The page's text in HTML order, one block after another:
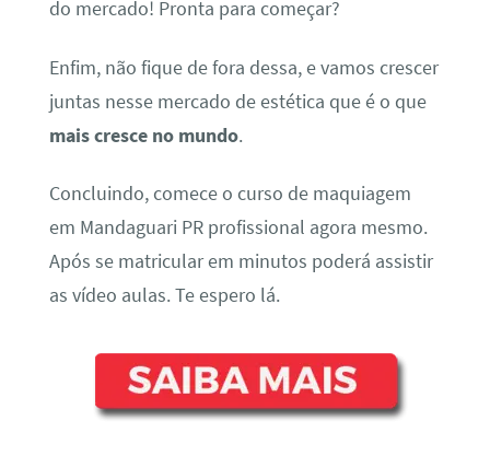
do mercado! Pronta para começar?
Enfim, não fique de fora dessa, e vamos crescer
juntas nesse mercado de estética que é o que
mais cresce no mundo.
Concluindo, comece o curso de maquiagem
em Mandaguari PR profissional agora mesmo.
Após se matricular em minutos poderá assistir
as vídeo aulas. Te espero lá.